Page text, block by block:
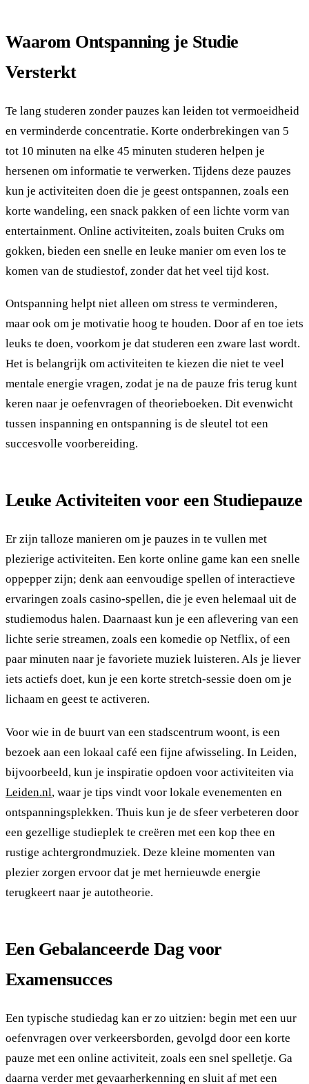
Waarom Ontspanning je Studie
Versterkt
Te lang studeren zonder pauzes kan leiden tot vermoeidheid
en verminderde concentratie. Korte onderbrekingen van 5
tot 10 minuten na elke 45 minuten studeren helpen je
hersenen om informatie te verwerken. Tijdens deze pauzes
kun je activiteiten doen die je geest ontspannen, zoals een
korte wandeling, een snack pakken of een lichte vorm van
entertainment. Online activiteiten, zoals buiten Cruks om
gokken, bieden een snelle en leuke manier om even los te
komen van de studiestof, zonder dat het veel tijd kost.
Ontspanning helpt niet alleen om stress te verminderen,
maar ook om je motivatie hoog te houden. Door af en toe iets
leuks te doen, voorkom je dat studeren een zware last wordt.
Het is belangrijk om activiteiten te kiezen die niet te veel
mentale energie vragen, zodat je na de pauze fris terug kunt
keren naar je oefenvragen of theorieboeken. Dit evenwicht
tussen inspanning en ontspanning is de sleutel tot een
succesvolle voorbereiding.
Leuke Activiteiten voor een Studiepauze
Er zijn talloze manieren om je pauzes in te vullen met
plezierige activiteiten. Een korte online game kan een snelle
oppepper zijn; denk aan eenvoudige spellen of interactieve
ervaringen zoals casino-spellen, die je even helemaal uit de
studiemodus halen. Daarnaast kun je een aflevering van een
lichte serie streamen, zoals een komedie op Netflix, of een
paar minuten naar je favoriete muziek luisteren. Als je liever
iets actiefs doet, kun je een korte stretch-sessie doen om je
lichaam en geest te activeren.
Voor wie in de buurt van een stadscentrum woont, is een
bezoek aan een lokaal café een fijne afwisseling. In Leiden,
bijvoorbeeld, kun je inspiratie opdoen voor activiteiten via
Leiden.nl, waar je tips vindt voor lokale evenementen en
ontspanningsplekken. Thuis kun je de sfeer verbeteren door
een gezellige studieplek te creëren met een kop thee en
rustige achtergrondmuziek. Deze kleine momenten van
plezier zorgen ervoor dat je met hernieuwde energie
terugkeert naar je autotheorie.
Een Gebalanceerde Dag voor
Examensucces
Een typische studiedag kan er zo uitzien: begin met een uur
oefenvragen over verkeersborden, gevolgd door een korte
pauze met een online activiteit, zoals een snel spelletje. Ga
daarna verder met gevaarherkenning en sluit af met een